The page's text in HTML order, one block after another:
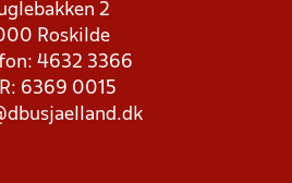
2
Roskilde
4632 3366
6369 0015